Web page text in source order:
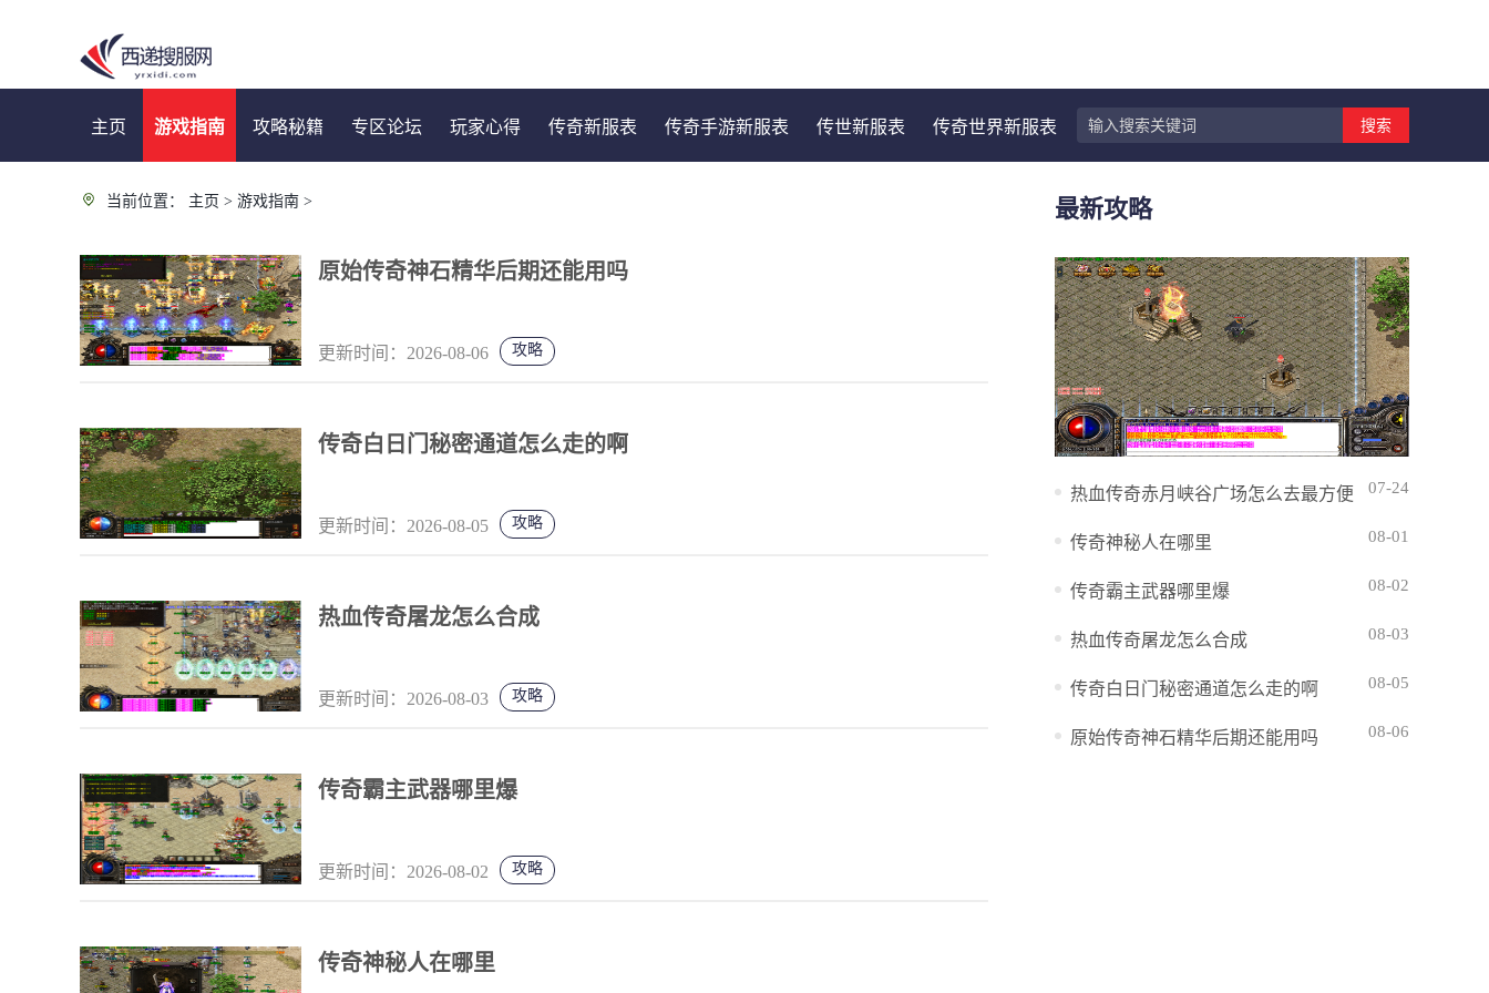
主页 游戏指南 攻略秘籍 专区论坛 玩家心得 传奇新服表 传奇手游新服表 传世新服表 传奇世界新服表 搜索
当前位置： 主页 > 游戏指南 >
原始传奇神石精华后期还能用吗
更新时间：2026-08-06 攻略
传奇白日门秘密通道怎么走的啊
更新时间：2026-08-05 攻略
热血传奇屠龙怎么合成
更新时间：2026-08-03 攻略
传奇霸主武器哪里爆
更新时间：2026-08-02 攻略
传奇神秘人在哪里
最新攻略
热血传奇赤月峡谷广场怎么去最方便 07-24
传奇神秘人在哪里 08-01
传奇霸主武器哪里爆 08-02
热血传奇屠龙怎么合成 08-03
传奇白日门秘密通道怎么走的啊 08-05
原始传奇神石精华后期还能用吗 08-06